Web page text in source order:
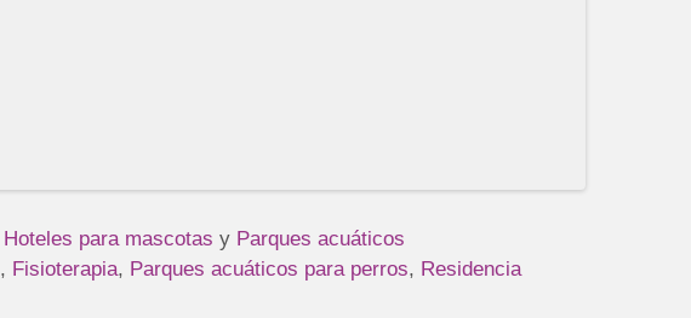
Hoteles para mascotas y Parques acuáticos
, Fisioterapia, Parques acuáticos para perros, Residencia